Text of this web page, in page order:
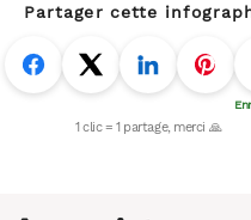
Partager cette